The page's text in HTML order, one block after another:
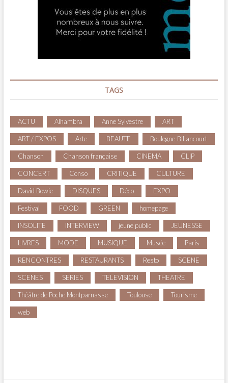
TAGS
ACTU Alhambra Anne Sylvestre ART
ART / EXPOS Arte BEAUTE Boulogne-Billancourt
Chanson Chanson française CINEMA CLIP
CONCERT Conso CRITIQUE CULTURE
David Bowie DISQUES Déco EXPO
Festival FOOD GREEN homepage
INSOLITE INTERVIEW jeune public JEUNESSE
LIVRES MODE MUSIQUE Musée Paris
RENCONTRES RESTAURANTS Resto SCENE
SCENES SERIES TELEVISION THEATRE
Théâtre de Poche Montparnasse Toulouse Tourisme
web